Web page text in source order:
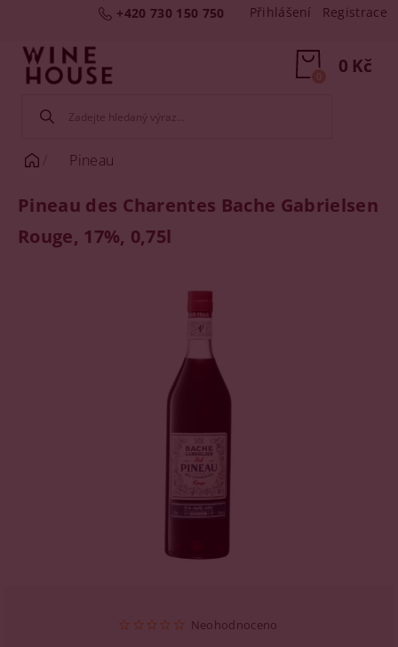
+420 730 150 750 Přihlášení Registrace
0 Kč
0
Pineau
Pineau des Charentes Bache Gabrielsen
Rouge, 17%, 0,75l
Neohodnoceno